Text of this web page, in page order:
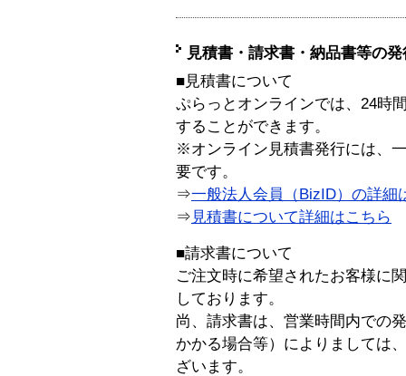
見積書・請求書・納品書等の
■見積書について
ぷらっとオンラインでは、24時
することができます。
※オンライン見積書発行には、
要です。
⇒一般法人会員（BizID）の詳細
⇒ 見積書について詳細はこちら
■請求書について
ご注文時に希望されたお客様に
しております。
尚、請求書は、営業時間内での
かかる場合等）によりましては
ざいます。